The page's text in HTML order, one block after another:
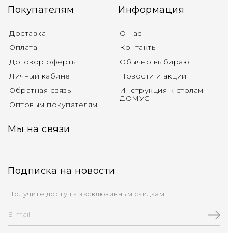
Покупателям
Доставка
Оплата
Договор оферты
Личный кабинет
Обратная связь
Оптовым покупателям
Информация
О нас
Контакты
Обычно выбирают
Новости и акции
Инструкция к столам
ДОМУС
Мы на связи
Подписка на новости
Получите доступ к эксклюзивным скидкам